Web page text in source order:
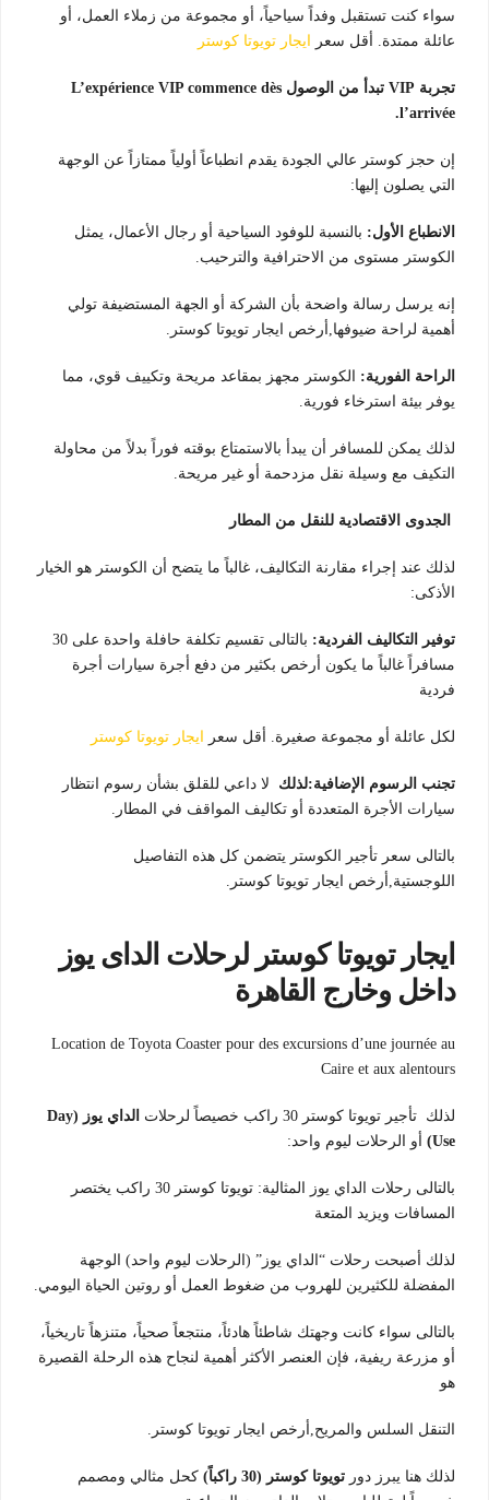
سواء كنت تستقبل وفداً سياحياً، أو مجموعة من زملاء العمل، أو
عائلة ممتدة. أقل سعر
ايجار تويوتا كوستر
تجربة VIP تبدأ من الوصول L’expérience VIP commence dès
l’arrivée.
إن حجز كوستر عالي الجودة يقدم انطباعاً أولياً ممتازاً عن الوجهة
التي يصلون إليها:
الانطباع الأول: بالنسبة للوفود السياحية أو رجال الأعمال، يمثل
الكوستر مستوى من الاحترافية والترحيب.
إنه يرسل رسالة واضحة بأن الشركة أو الجهة المستضيفة تولي
أهمية لراحة ضيوفها,أرخص ايجار تويوتا كوستر.
الراحة الفورية: الكوستر مجهز بمقاعد مريحة وتكييف قوي، مما
يوفر بيئة استرخاء فورية.
لذلك يمكن للمسافر أن يبدأ بالاستمتاع بوقته فوراً بدلاً من محاولة
التكيف مع وسيلة نقل مزدحمة أو غير مريحة.
الجدوى الاقتصادية للنقل من المطار
لذلك عند إجراء مقارنة التكاليف، غالباً ما يتضح أن الكوستر هو الخيار
الأذكى:
توفير التكاليف الفردية:
بالتالى تقسيم تكلفة حافلة واحدة على 30
مسافراً غالباً ما يكون أرخص بكثير من دفع أجرة سيارات أجرة
فردية
لكل عائلة أو مجموعة صغيرة. أقل سعر ايجار تويوتا كوستر
تجنب الرسوم الإضافية:لذلك
لا داعي للقلق بشأن رسوم انتظار
سيارات الأجرة المتعددة أو تكاليف المواقف في المطار.
بالتالى سعر تأجير الكوستر يتضمن كل هذه التفاصيل
اللوجستية,أرخص ايجار تويوتا كوستر.
ايجار تويوتا كوستر لرحلات الداى يوز
داخل وخارج القاهرة
Location de Toyota Coaster pour des excursions d’une journée au
Caire et aux alentours
لذلك تأجير تويوتا كوستر 30 راكب خصيصاً لرحلات
الداي يوز (Day
Use)
أو الرحلات ليوم واحد:
بالتالى رحلات الداي يوز المثالية: تويوتا كوستر 30 راكب يختصر
المسافات ويزيد المتعة
لذلك أصبحت رحلات “الداي يوز” (الرحلات ليوم واحد) الوجهة
المفضلة للكثيرين للهروب من ضغوط العمل أو روتين الحياة اليومي.
بالتالى سواء كانت وجهتك شاطئاً هادئاً، منتجعاً صحياً، متنزهاً تاريخياً،
أو مزرعة ريفية، فإن العنصر الأكثر أهمية لنجاح هذه الرحلة القصيرة
هو
التنقل السلس والمريح,أرخص ايجار تويوتا كوستر.
لذلك هنا يبرز دور تويوتا كوستر (30 راكباً)
كحل مثالي ومصمم